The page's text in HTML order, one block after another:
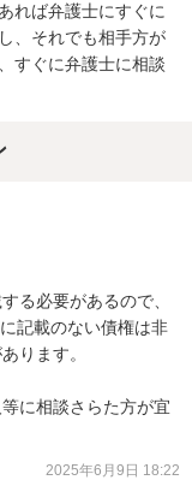
れば弁護士にすぐに
、それでも相手方が
すぐに弁護士に相談
る必要があるので、
記載のない債権は非
ります。
に相談さらた方が宜
2025年6月9日 18:22